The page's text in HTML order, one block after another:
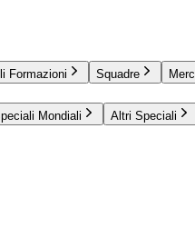
Formazioni Squadre
Mondiali Altri Speciali